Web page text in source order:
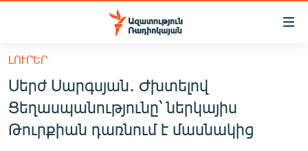
Մատչելիության
հիմնական
բովանդակությանը
Անցնել
հիմնական
մենյուին
ՀԱՅԱՍՏԱՆ
ՔԱՂԱՔԱԿԱՆ
ԼՈՒՐԵՐ
Սերժ Սարգսյան․ Ժխտելով
Ցեղասպանությունը՝ ներկայիս
Թուրքիան դառնում է մասնակից